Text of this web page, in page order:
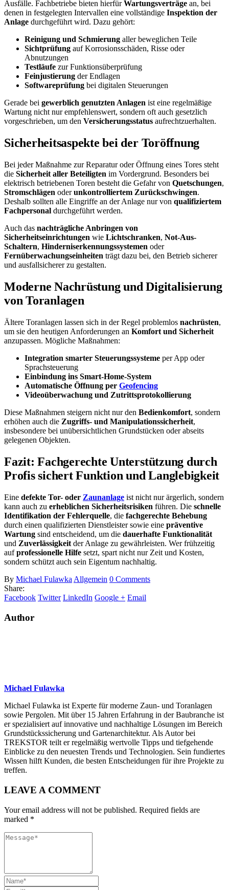
Ausfälle. Fachbetriebe bieten hierfürWartungsverträge an, bei
denen in festgelegten Intervallen eine vollständige Inspektion der
Anlage durchgeführt wird. Dazu gehört:
Reinigung und Schmierung aller beweglichen Teile
Sichtprüfung auf Korrosionsschäden, Risse oder
Abnutzungen
Testläufe zur Funktionsüberprüfung
Feinjustierung der Endlagen
Softwareprüfung bei digitalen Steuerungen
Gerade bei gewerblich genutzten Anlagen ist eine regelmäßige
Wartung nicht nur empfehlenswert, sondern oft auch gesetzlich
vorgeschrieben, um den Versicherungsstatus aufrechtzuerhalten.
Sicherheitsaspekte bei der Toröffnung
Bei jeder Maßnahme zur Reparatur oder Öffnung eines Tores steht
die Sicherheit aller Beteiligten im Vordergrund. Besonders bei
elektrisch betriebenen Toren besteht die Gefahr von Quetschungen,
Stromschlägen oderunkontrolliertem Zurückschwingen.
Deshalb sollten alle Eingriffe an der Anlage nur von qualifiziertem
Fachpersonal durchgeführt werden.
Auch das nachträgliche Anbringen von
Sicherheitseinrichtungen wie Lichtschranken, Not-Aus-
Schaltern, Hinderniserkennungssystemen oder
Fernüberwachungseinheiten trägt dazu bei, den Betrieb sicherer
und ausfallsicherer zu gestalten.
Moderne Nachrüstung und Digitalisierung
von Toranlagen
Ältere Toranlagen lassen sich in der Regel problemlos nachrüsten,
um sie den heutigen Anforderungen an Komfort und Sicherheit
anzupassen. Mögliche Maßnahmen:
Integration smarter Steuerungssysteme per App oder
Sprachsteuerung
Einbindung ins Smart-Home-System
Automatische Öffnung per Geofencing
Videoüberwachung und Zutrittsprotokollierung
Diese Maßnahmen steigern nicht nur den Bedienkomfort, sondern
erhöhen auch die Zugriffs- und Manipulationssicherheit,
insbesondere bei unübersichtlichen Grundstücken oder abseits
gelegenen Objekten.
Fazit: Fachgerechte Unterstützung durch
Profis sichert Funktion und Langlebigkeit
Eine defekte Tor- oder Zaunanlage ist nicht nur ärgerlich, sondern
kann auch zu erheblichen Sicherheitsrisiken führen. Die schnelle
Identifikation der Fehlerquelle, die fachgerechte Behebung
durch einen qualifizierten Dienstleister sowie eine präventive
Wartung sind entscheidend, um die dauerhafte Funktionalität
und Zuverlässigkeit der Anlage zu gewährleisten. Wer frühzeitig
aufprofessionelle Hilfe setzt, spart nicht nur Zeit und Kosten,
sondern schützt auch sein Eigentum nachhaltig.
By Michael Fulawka Allgemein 0 Comments
Share:
Facebook Twitter LinkedIn Google + Email
Author
Michael Fulawka
Michael Fulawka ist Experte für moderne Zaun- und Toranlagen
sowie Pergolen. Mit über 15 Jahren Erfahrung in der Baubranche ist
er spezialisiert auf innovative und nachhaltige Lösungen im Bereich
Grundstückssicherung und Gartenarchitektur. Als Autor bei
TREKSTOR teilt er regelmäßig wertvolle Tipps und tiefgehende
Einblicke zu den neuesten Trends und Technologien. Sein fundiertes
Wissen hilft Kunden, die besten Entscheidungen für ihre Projekte zu
treffen.
LEAVE A COMMENT
Your email address will not be published. Required fields are
marked *